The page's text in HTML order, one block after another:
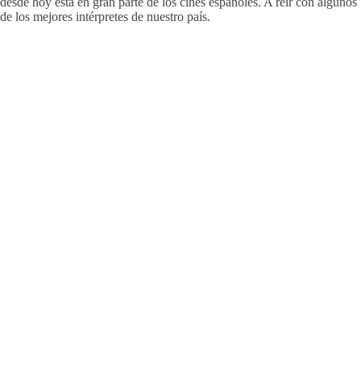
de los mejores intérpretes de nuestro país.